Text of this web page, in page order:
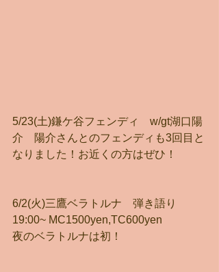
5/23(土)鎌ケ谷フェンディ　w/gt湖口陽
介　陽介さんとのフェンディも3回目と
なりました！お近くの方はぜひ！
6/2(火)三鷹ベラトルナ　弾き語り
19:00~ MC1500yen,TC600yen
夜のベラトルナは初！